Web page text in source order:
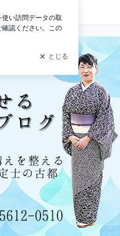
生経営の開運鑑定@広島・古都